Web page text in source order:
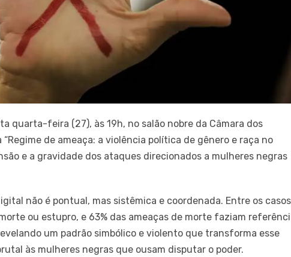
quarta-feira (27), às 19h, no salão nobre da Câmara dos
de ameaça: a violência política de gênero e raça no
e a gravidade dos ataques direcionados a mulheres negras
não é pontual, mas sistêmica e coordenada. Entre os casos
ou estupro, e 63% das ameaças de morte faziam
um padrão simbólico e violento que transforma esse
às mulheres negras que ousam disputar o poder.